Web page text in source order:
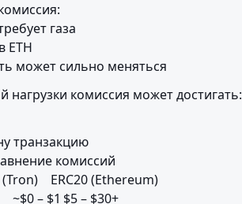
газа
ETH
может сильно меняться
нагрузки комиссия может достигать:
транзакцию
комиссий